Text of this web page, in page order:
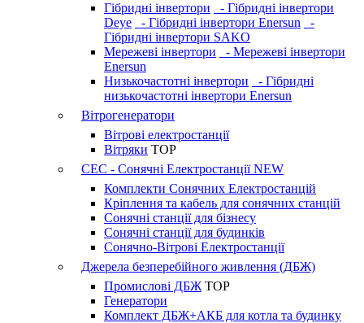
Гібридні інвертори
- Гібридні інвертори
Deye
- Гібридні інвертори Enersun
-
Гібридні інвертори SAKO
Мережеві інвертори
- Мережеві інвертори
Enersun
Низькочастотні інвертори
- Гібридні
низькочастотні інвертори Enersun
Вітрогенератори
Вітрові електростанції
Вітряки TOP
СЕС - Сонячні Електростанції NEW
Комплекти Сонячних Електростанцій
Кріплення та кабель для сонячних станцій
Сонячні станції для бізнесу
Сонячні станції для будинків
Сонячно-Вітрові Електростанції
Джерела безперебійного живлення (ДБЖ)
Промислові ДБЖ TOP
Генератори
Комплект ДБЖ+АКБ для котла та будинку